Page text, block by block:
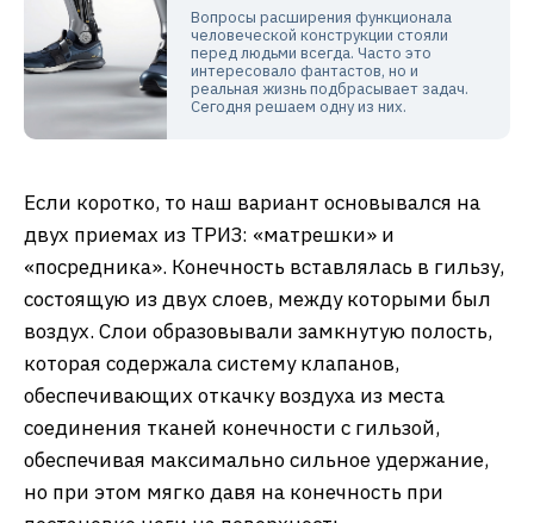
Вопросы расширения функционала
человеческой конструкции стояли
перед людьми всегда. Часто это
интересовало фантастов, но и
реальная жизнь подбрасывает задач.
Сегодня решаем одну из них.
Если коротко, то наш вариант основывался на
двух приемах из ТРИЗ: «матрешки» и
«посредника». Конечность вставлялась в гильзу,
состоящую из двух слоев, между которыми был
воздух. Слои образовывали замкнутую полость,
которая содержала систему клапанов,
обеспечивающих откачку воздуха из места
соединения тканей конечности с гильзой,
обеспечивая максимально сильное удержание,
но при этом мягко давя на конечность при